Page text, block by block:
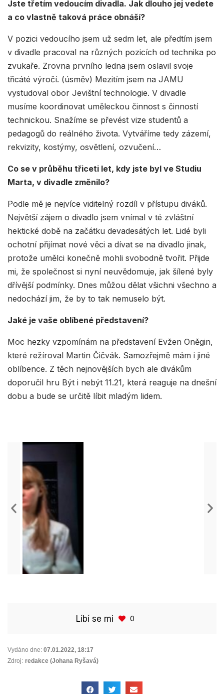
Jste třetím vedoucím divadla. Jak dlouho jej vedete
a co vlastně taková práce obnáší?
V pozici vedoucího jsem už sedm let, ale předtím jsem
v divadle pracoval na různých pozicích od technika po
zvukaře. Zrovna prvního ledna jsem oslavil svoje
třicáté výročí. (úsměv) Mezitím jsem na JAMU
vystudoval obor Jevištní technologie. V divadle
musíme koordinovat uměleckou činnost s činností
technickou. Snažíme se převést vize studentů a
pedagogů do reálného života. Vytváříme tedy zázemí,
rekvizity, kostýmy, osvětlení, ozvučení…
Co se v průběhu třiceti let, kdy jste byl ve Studiu
Marta, v divadle změnilo?
Podle mě je nejvíce viditelný rozdíl v přístupu diváků.
Největší zájem o divadlo jsem vnímal v té zvláštní
hektické době na začátku devadesátých let. Lidé byli
ochotní přijímat nové věci a dívat se na divadlo jinak,
protože umělci konečně mohli svobodně tvořit. Přijde
mi, že společnost si nyní neuvědomuje, jak šílené byly
dřívější podmínky. Dnes můžou dělat všichni všechno a
nedochází jim, že by to tak nemuselo být.
Jaké je vaše oblíbené představení?
Moc hezky vzpomínám na představení Evžen Oněgin,
které režíroval Martin Čičvák. Samozřejmě mám i jiné
oblíbence. Z těch nejnovějších bych ale divákům
doporučil hru Být i nebýt 11.21, která reaguje na dnešní
dobu a bude se určitě líbit mladým lidem.
Líbí se mi 0
Vydáno dne: 07.01.2022, 18:17
Zdroj: redakce (Johana Ryšavá)